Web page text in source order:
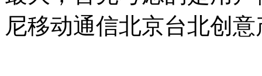
尼移动通信北京台北创